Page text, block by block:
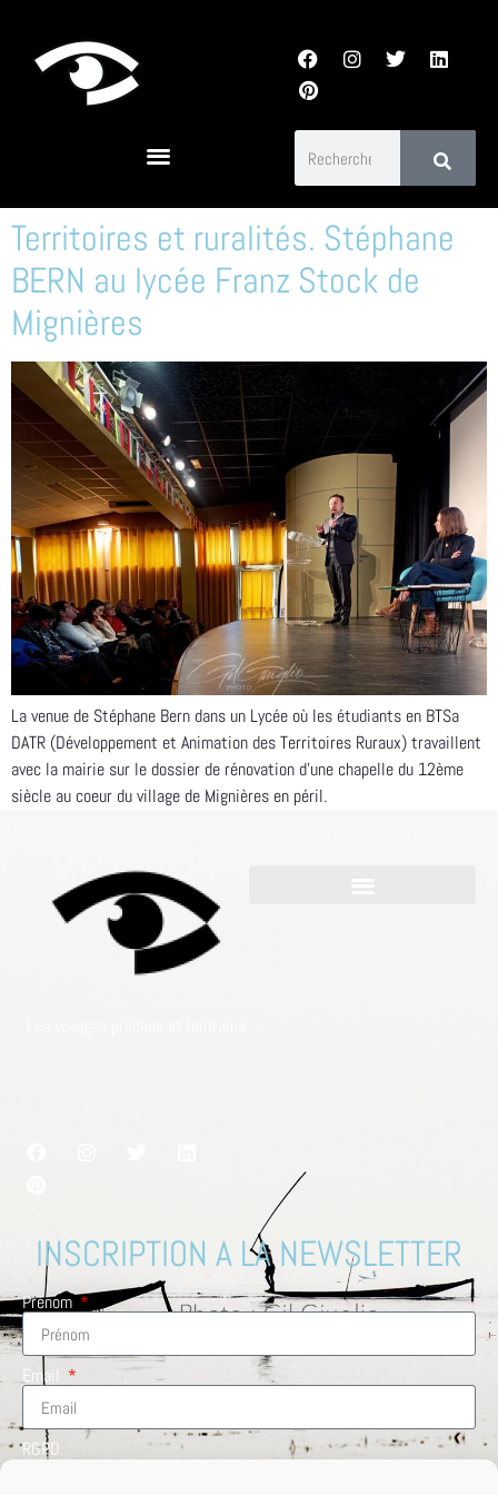
Territoires et ruralités. Stéphane
BERN au lycée Franz Stock de
Mignières
La venue de Stéphane Bern dans un Lycée où les étudiants en BTSa
DATR (Développement et Animation des Territoires Ruraux) travaillent
avec la mairie sur le dossier de rénovation d’une chapelle du 12ème
siècle au coeur du village de Mignières en péril.
INSCRIPTION A LA NEWSLETTER
Prénom
Email
RGPD